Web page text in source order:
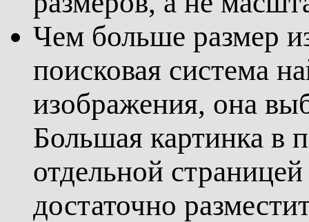
Чем больше размер
поисковая система
изображения, она
Большая картинка в
отдельной
достаточно